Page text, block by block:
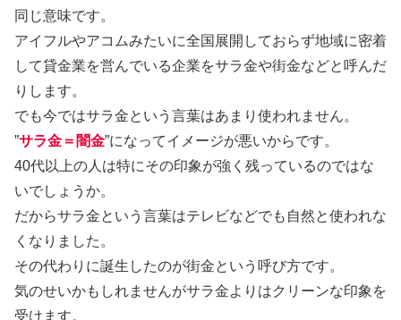
同じ意味です。
アイフルやアコムみたいに全国展開しておらず地域に密着
して貸金業を営んでいる企業をサラ金や街金などと呼んだ
りします。
でも今ではサラ金という言葉はあまり使われません。
”サラ金＝闇金”になってイメージが悪いからです。
40代以上の人は特にその印象が強く残っているのではな
いでしょうか。
だからサラ金という言葉はテレビなどでも自然と使われな
くなりました。
その代わりに誕生したのが街金という呼び方です。
気のせいかもしれませんがサラ金よりはクリーンな印象を
受けます。